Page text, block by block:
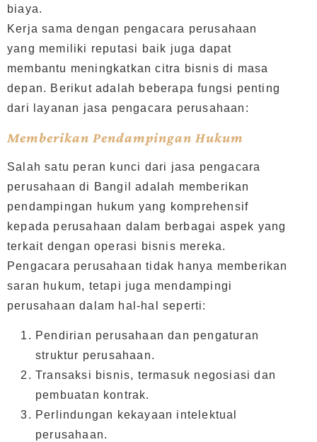
biaya.
Kerja sama dengan pengacara perusahaan
yang memiliki reputasi baik juga dapat
membantu meningkatkan citra bisnis di masa
depan. Berikut adalah beberapa fungsi penting
dari layanan jasa pengacara perusahaan:
Memberikan Pendampingan Hukum
Salah satu peran kunci dari jasa pengacara
perusahaan di Bangil adalah memberikan
pendampingan hukum yang komprehensif
kepada perusahaan dalam berbagai aspek yang
terkait dengan operasi bisnis mereka.
Pengacara perusahaan tidak hanya memberikan
saran hukum, tetapi juga mendampingi
perusahaan dalam hal-hal seperti:
Pendirian perusahaan dan pengaturan
struktur perusahaan.
Transaksi bisnis, termasuk negosiasi dan
pembuatan kontrak.
Perlindungan kekayaan intelektual
perusahaan.